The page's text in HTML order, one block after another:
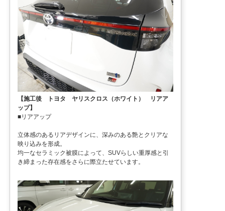
【施工後 トヨタ ヤリスクロス（ホワイト） リアア
ップ】
■リアアップ
立体感のあるリアデザインに、深みのある艶とクリアな
映り込みを形成。
均一なセラミック被膜によって、SUVらしい重厚感と引
き締まった存在感をさらに際立たせています。